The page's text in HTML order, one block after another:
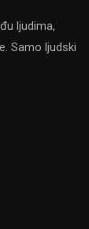
ljudima,
Samo ljudski